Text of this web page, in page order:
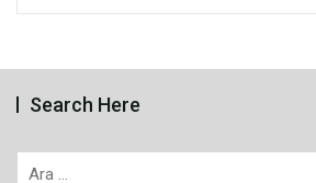
Search Here
Arama: